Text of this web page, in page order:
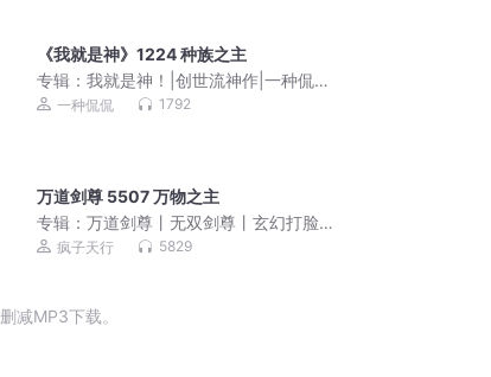
《我就是神》1224 种族之主
专辑：我就是神！|创世流神作|一种侃
侃|多人有声剧
一种侃侃 1792
万道剑尊 5507 万物之主
专辑：万道剑尊丨无双剑尊丨玄幻打脸
修真爽文丨打死都要钱原著丨多人有声
疯子天行 5829
减MP3下载。